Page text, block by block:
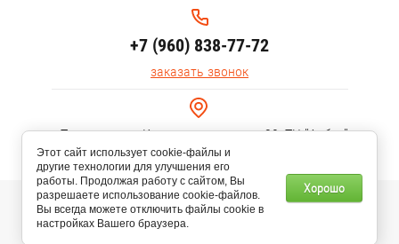
+7 (960) 838-77-72
заказать звонок
г.Тольятти, ул. Коммунальная, дом 30, ТЦ "Арбуз"
© 2020 AURA ТЕПЛА
Этот сайт использует cookie-файлы и
другие технологии для улучшения его
работы. Продолжая работу с сайтом, Вы
разрешаете использование cookie-файлов.
Вы всегда можете отключить файлы cookie в
настройках Вашего браузера.
Хорошо